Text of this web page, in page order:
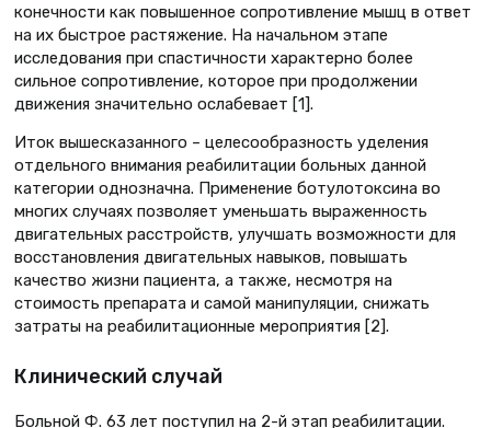
конечности как повышенное сопротивление мышц в ответ
на их быстрое растяжение. На начальном этапе
исследования при спастичности характерно более
сильное сопротивление, которое при продолжении
движения значительно ослабевает [1].
Иток вышесказанного – целесообразность уделения
отдельного внимания реабилитации больных данной
категории однозначна. Применение ботулотоксина во
многих случаях позволяет уменьшать выраженность
двигательных расстройств, улучшать возможности для
восстановления двигательных навыков, повышать
качество жизни пациента, а также, несмотря на
стоимость препарата и самой манипуляции, снижать
затраты на реабилитационные мероприятия [2].
Клинический случай
Больной Ф. 63 лет поступил на 2-й этап реабилитации.